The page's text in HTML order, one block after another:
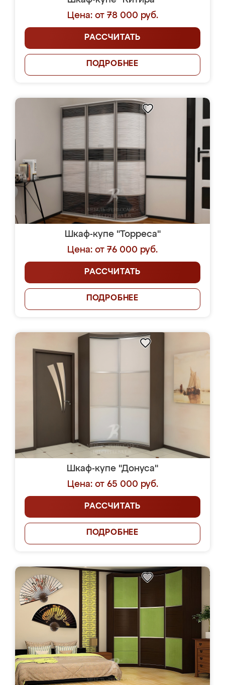
Цена: от 78 000 руб.
РАССЧИТАТЬ
ПОДРОБНЕЕ
Шкаф-купе "Торреса"
Цена: от 76 000 руб.
РАССЧИТАТЬ
ПОДРОБНЕЕ
Шкаф-купе "Донуса"
Цена: от 65 000 руб.
РАССЧИТАТЬ
ПОДРОБНЕЕ